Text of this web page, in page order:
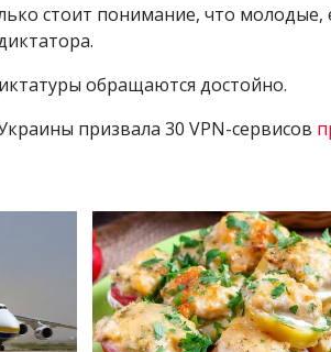
стоит понимание, что
обращаются достойно.
призвала 30 VPN-сервисов